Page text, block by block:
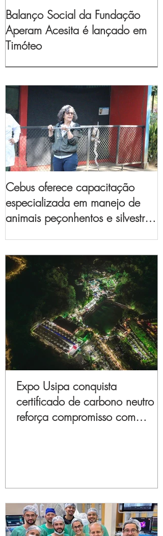
Balanço Social da Fundação
Aperam Acesita é lançado em
Timóteo
Cebus oferece capacitação
especializada em manejo de
animais peçonhentos e silvestres
Expo Usipa conquista
certificado de carbono neutro e
reforça compromisso com